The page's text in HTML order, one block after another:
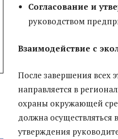
Согласование и
руководством
Взаимодействие с
После завершения всех
направляется в
охраны окружающей
должна осуществляться
утверждения